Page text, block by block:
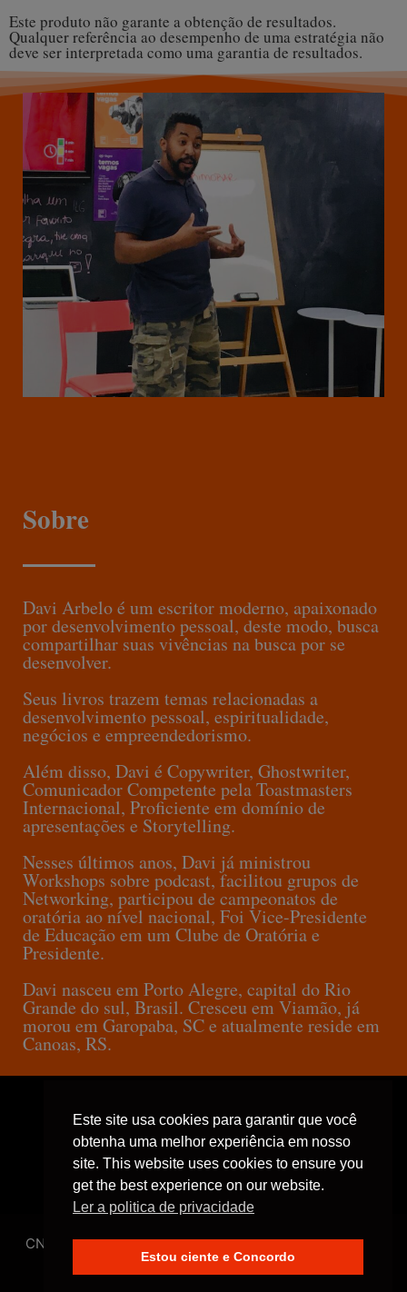
Este produto não garante a obtenção de resultados.
Qualquer referência ao desempenho de uma estratégia não
deve ser interpretada como uma garantia de resultados.
Sobre
Davi Arbelo é um escritor moderno, apaixonado
por desenvolvimento pessoal, deste modo, busca
compartilhar suas vivências na busca por se
desenvolver.
Seus livros trazem temas relacionadas a
desenvolvimento pessoal, espiritualidade,
negócios e empreendedorismo.
Além disso, Davi é Copywriter, Ghostwriter,
Comunicador Competente pela Toastmasters
Internacional, Proficiente em domínio de
apresentações e Storytelling.
Nesses últimos anos, Davi já ministrou
Workshops sobre podcast, facilitou grupos de
Networking, participou de campeonatos de
oratória ao nível nacional, Foi Vice-Presidente
de Educação em um Clube de Oratória e
Presidente.
Davi nasceu em Porto Alegre, capital do Rio
Grande do sul, Brasil. Cresceu em Viamão, já
morou em Garopaba, SC e atualmente reside em
Canoas, RS.
Termo de uso
Política de privacidade
CNPJ: 42.850.166/0001-47 |contato@daviarbelo.online
Copyright 2021 - Todos os direitos reservados a
Este site usa cookies para garantir que você
obtenha uma melhor experiência em nosso
site. This website uses cookies to ensure you
get the best experience on our website.
Ler a politica de privacidade
Estou ciente e Concordo